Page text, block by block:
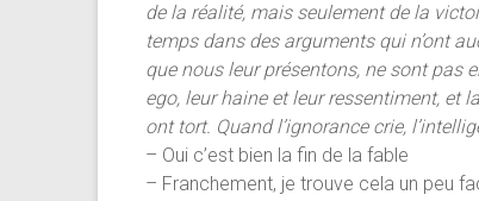
de la réalité, mais seulement de la
temps dans des arguments qui n’ont
que nous leur présentons, ne sont pas
ego, leur haine et leur ressentiment, et
ont tort. Quand l’ignorance crie,
– Oui c’est bien la fin de la fable
– Franchement, je trouve cela un peu